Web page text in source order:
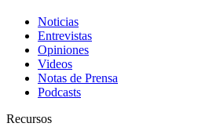
Noticias
Entrevistas
Opiniones
Videos
Notas de Prensa
Podcasts
Recursos